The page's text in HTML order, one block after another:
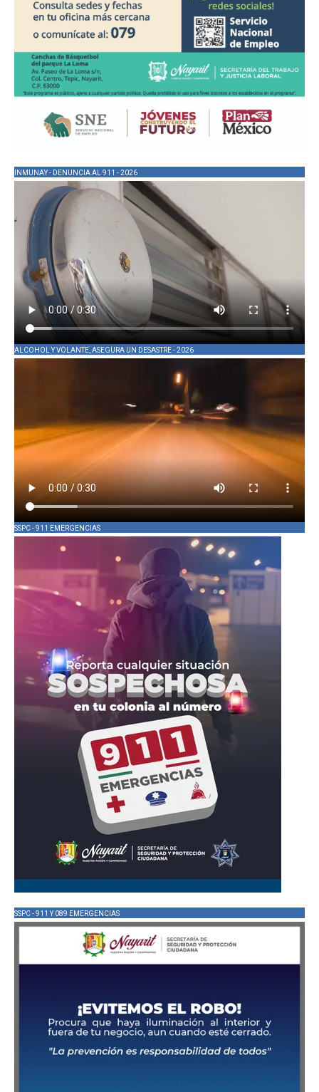
INMUNAY - DENUNCIA AL 911 - 2026
ALCOHOL Y VOLANTE, ASEGURA UN DESASTRE - 2026
SSPC - 911 EMERGENCIAS
SSPC - 911 Y 089 EMERGENCIAS